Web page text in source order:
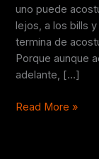
uno puede
lejos, a los bills
termina de
Porque aunque
adelante, […]
Read More »